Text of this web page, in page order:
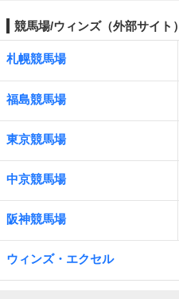
競馬場/ウィンズ（外部サイト）
札幌競馬場
福島競馬場
東京競馬場
中京競馬場
阪神競馬場
ウィンズ・エクセル